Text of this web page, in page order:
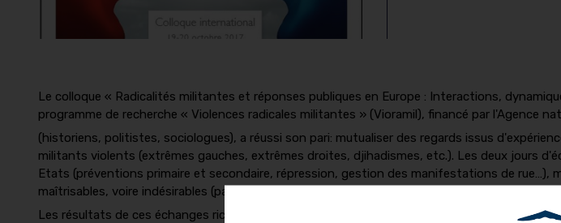
Le colloque « Radicalités militantes et réponses publiques en Europe : Interactions,
programme de recherche « Violences radicales militantes » (Vioramil), financé par l'Agence
(historiens, politistes, sociologues), a réussi son pari: mutualiser des regards issus
militants violents (extrêmes gauches, extrêmes droites, djihadismes, etc.). Les deux jours
Etats (préventions primaire et secondaire, répression, gestion des manifestations de
maîtrisables, voire indésirables (par exemple, les phénomènes d'escalade de la violence).
Les résultats de ces échanges riches, stimulants et issus de la volonté de faire dialoguer